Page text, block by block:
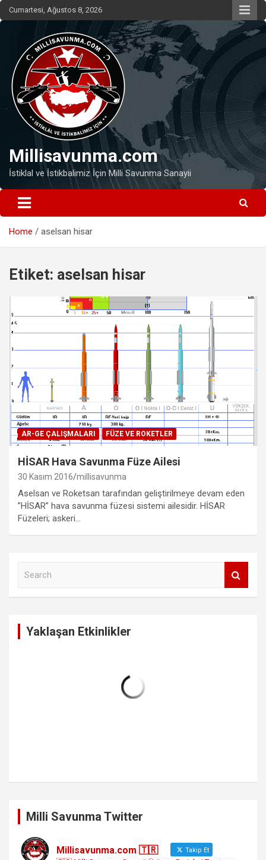
Skip
to
Cumartesi, Ağustos 8, 2026
Millisavunma.com
İstiklal ve İstikbalimiz İçin Milli Savunma Sanayii
Home aselsan hisar
Etiket: aselsan hisar
AR-GE ÇALIŞMALARI FÜZE VE ROKETLER
HİSAR Hava Savunma Füze Ailesi
30 Kasım 2016 millisavunma
Aselsan ve Roketsan tarafından geliştirilmeye devam eden
”HİSAR” hava savunma füzesi sistemi ailesidir. HİSAR
Füzeleri; askeri…
Yaklaşan Etkinlikler
Milli Savunma Twitter
Millisavunma.com 🇹🇷 Takip Et